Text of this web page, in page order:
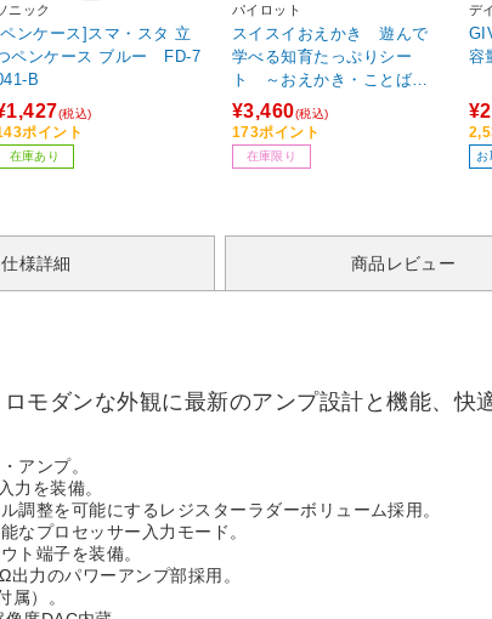
ニック
ンケース]スマ・スタ 立
ペンケース ブルー FD-7
B
(税込)
ポイント
在庫あり
パイロット
スイスイおえかき 遊んで
学べる知育たっぷりシー
ト ～おえかき・ことば・
ひらがな・すうじ～ あお
¥3,460(税込)
173ポイント
在庫限り
デ
お
仕様詳細 商品レビュー
モダンな外観に最新のアンプ設計と機能、快
アンプ。
力を装備。
調整を可能にするレジスターラダーボリューム採用。
なプロセッサー入力モード。
ト端子を装備。
力のパワーアンプ部採用。
属）。